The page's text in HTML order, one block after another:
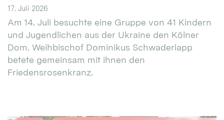
17. Juli 2026
Am 14. Juli besuchte eine Gruppe von 41 Kindern
und Jugendlichen aus der Ukraine den Kölner
Dom. Weihbischof Dominikus Schwaderlapp
betete gemeinsam mit ihnen den
Friedensrosenkranz.